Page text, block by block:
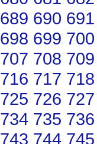
689 690 691
698 699 700
707 708 709
716 717 718
725 726 727
734 735 736
743 744 745